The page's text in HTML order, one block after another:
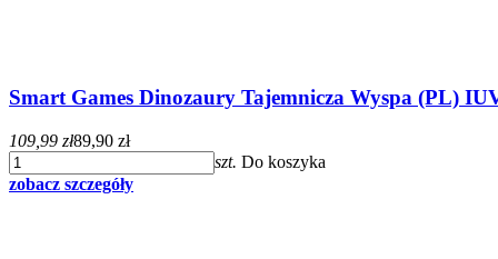
Smart Games Dinozaury Tajemnicza Wyspa (PL)
109,99 zł89,90 zł
szt. Do koszyka
zobacz szczegóły